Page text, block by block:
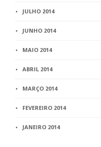
JULHO 2014
JUNHO 2014
MAIO 2014
ABRIL 2014
MARÇO 2014
FEVEREIRO 2014
JANEIRO 2014